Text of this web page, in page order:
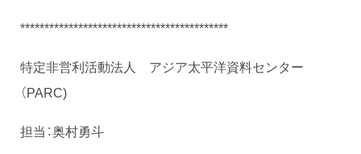
*******************************************
特定非営利活動法人 アジア太平洋資料センター
（PARC)
担当：奥村勇斗